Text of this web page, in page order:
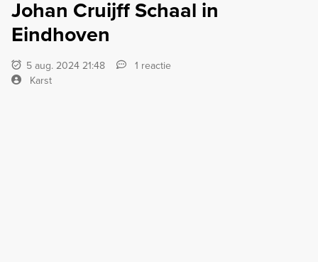
Johan Cruijff Schaal in
Eindhoven
5 aug. 2024 21:48
1 reactie
Karst